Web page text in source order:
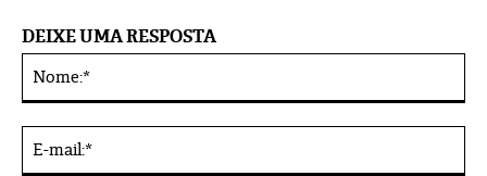
DEIXE UMA RESPOSTA